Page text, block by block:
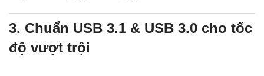
3. Chuẩn USB 3.1 & USB 3.0 cho tốc
độ vượt trội